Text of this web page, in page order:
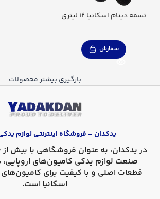
تسمه دینام اسکانیا 12 لیتری
سفارش
بارگیری بیشتر محصولات
یدکدان – فروشگاه اینترنتی لوازم
در یدکدان
صنعت لوازم یدکی کامیون‌های
قطعات اصلی و با کیفیت برای کامیون‌های
اسکانیا است.